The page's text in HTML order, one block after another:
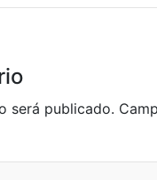
será publicado.